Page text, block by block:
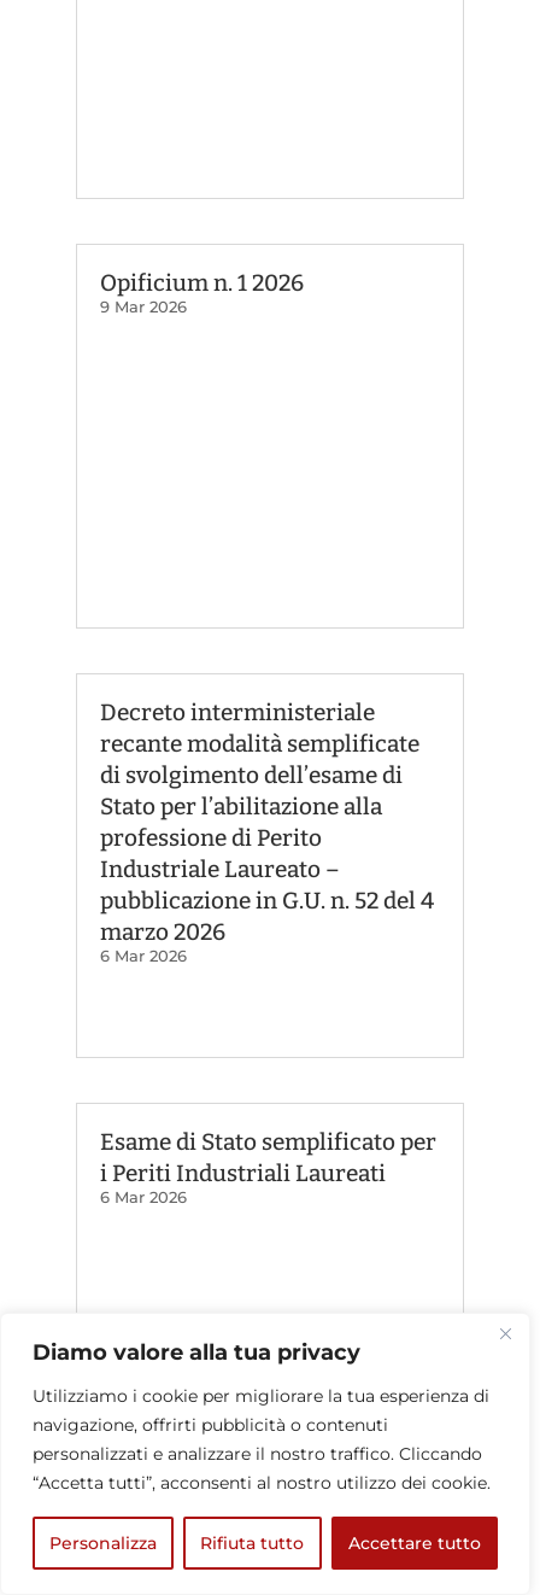
Diamo valore alla tua privacy
Utilizziamo i cookie per migliorare la tua esperienza di
navigazione, offrirti pubblicità o contenuti
personalizzati e analizzare il nostro traffico. Cliccando
“Accetta tutti”, acconsenti al nostro utilizzo dei cookie.
Personalizza Rifiuta tutto Accettare tutto
Opificium n. 1 2026
9 Mar 2026
Decreto interministeriale
recante modalità semplificate
di svolgimento dell’esame di
Stato per l’abilitazione alla
professione di Perito
Industriale Laureato –
pubblicazione in G.U. n. 52 del 4
marzo 2026
6 Mar 2026
Esame di Stato semplificato per
i Periti Industriali Laureati
6 Mar 2026
Il Sole 24 Ore – pagina 20 del 6